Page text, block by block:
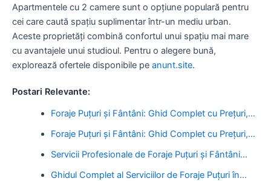
Apartmentele cu 2 camere sunt o opțiune populară pentru
cei care caută spațiu suplimentar într-un mediu urban.
Aceste proprietăți combină confortul unui spațiu mai mare
cu avantajele unui studioul. Pentru o alegere bună,
explorează ofertele disponibile pe anunt.site.
Postari Relevante:
Foraje Puțuri și Fântâni: Ghid Complet cu Prețuri,…
Foraje Puțuri și Fântâni: Ghid Complet cu Prețuri,…
Servicii Profesionale de Foraje Puțuri și Fântâni…
Ghidul Complet al Serviciilor de Foraje Puțuri în…